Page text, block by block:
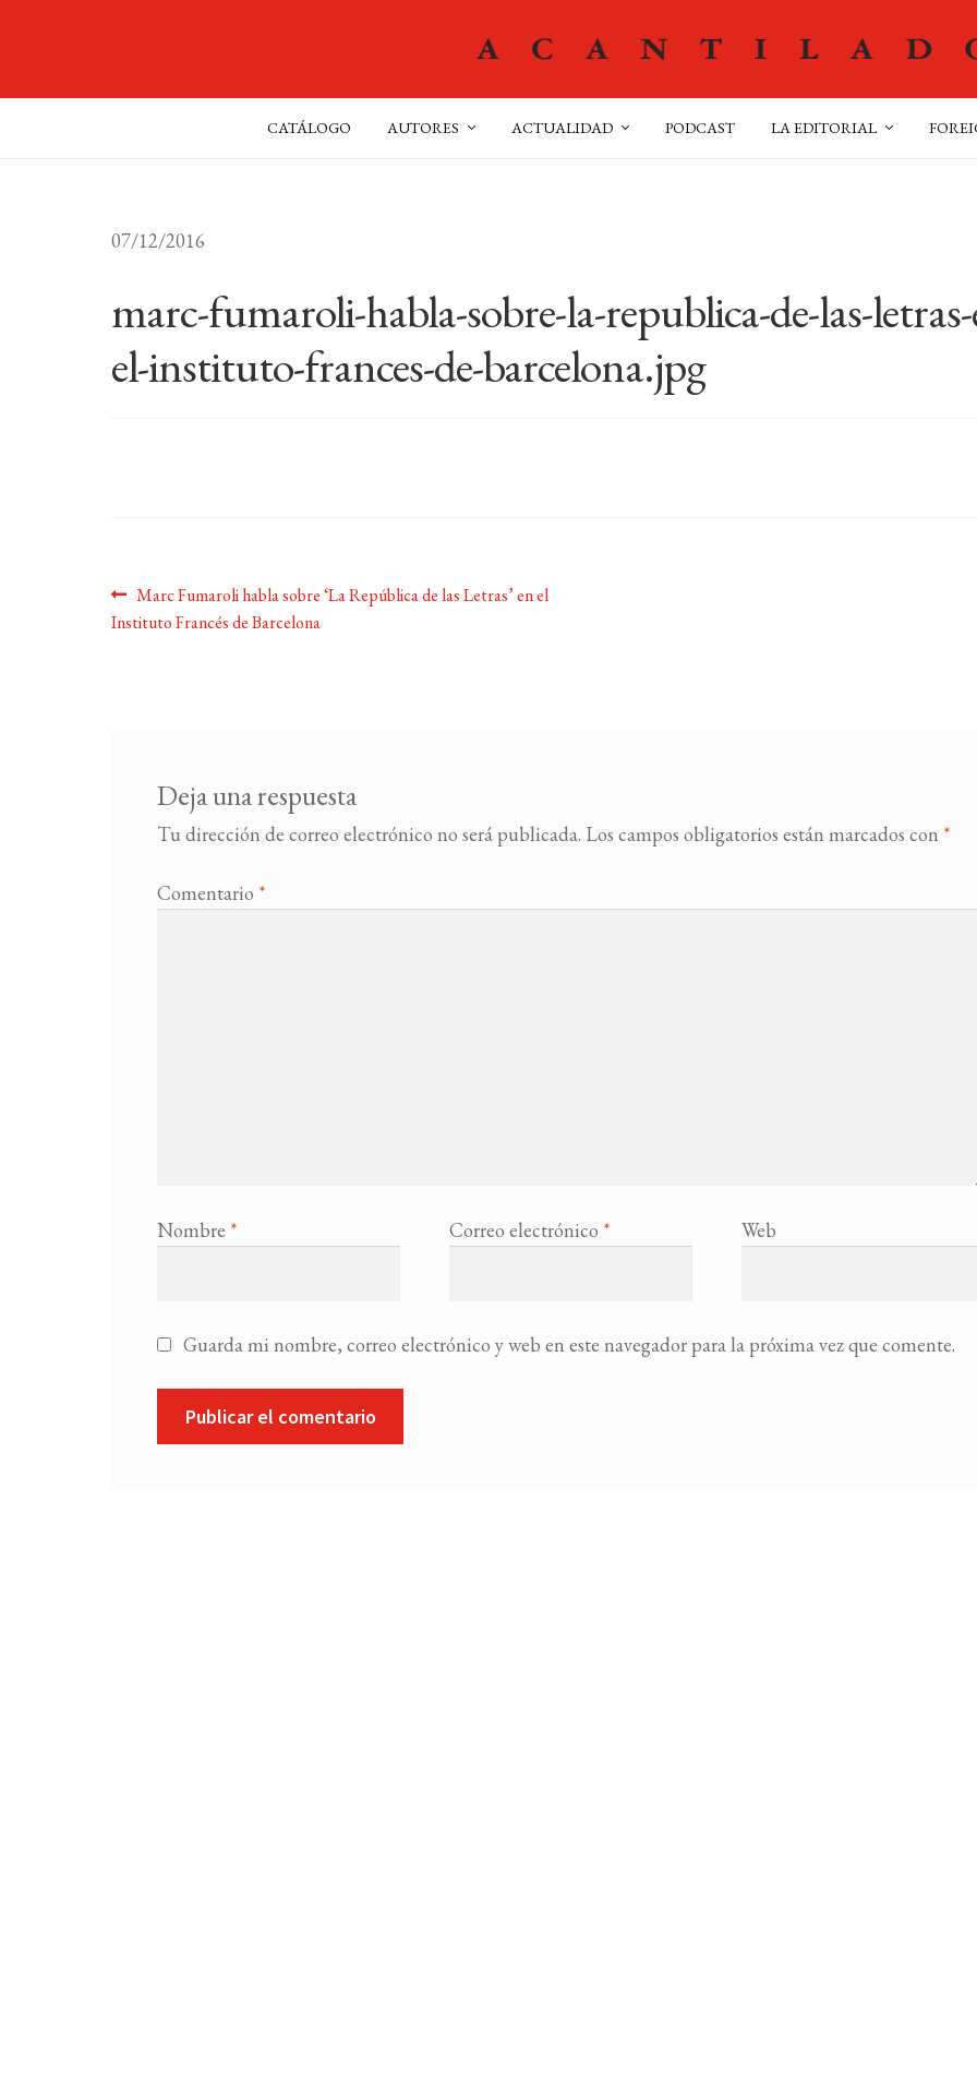
CATÁLOGO AUTORES ACTUALIDAD PODCAST LA EDITORIAL
07/12/2016
marc-fumaroli-habla-sobre-la-republica-de-las-
el-instituto-frances-de-barcelona.jpg
Navegación
de
Anterior:
Marc Fumaroli habla sobre ‘La República de las Letras’ en el
Instituto Francés de Barcelona
Deja una respuesta
Tu dirección de correo electrónico no será publicada. Los campos obligatorios están marcados con *
Comentario *
Nombre * Correo electrónico * Web
Guarda mi nombre, correo electrónico y web en este navegador para la próxima vez que comente.